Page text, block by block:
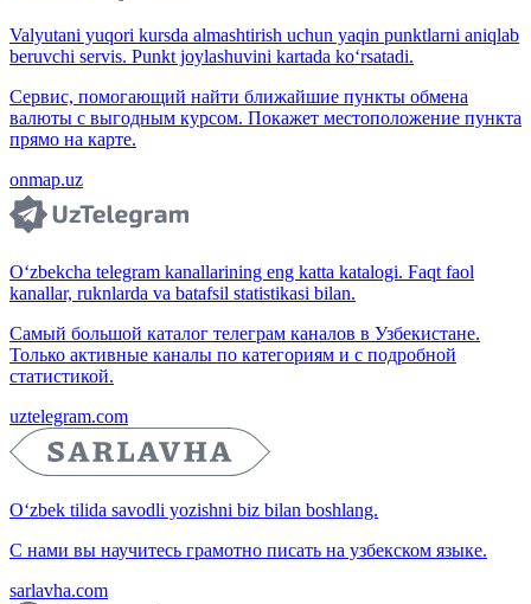
Valyutani yuqori kursda almashtirish uchun yaqin punktlarni aniqlab
beruvchi servis. Punkt joylashuvini kartada ko‘rsatadi.
Сервис, помогающий найти ближайшие пункты обмена
валюты с выгодным курсом. Покажет местоположение пункта
прямо на карте.
onmap.uz
O‘zbekcha telegram kanallarining eng katta katalogi. Faqt faol
kanallar, ruknlarda va batafsil statistikasi bilan.
Самый большой каталог телеграм каналов в Узбекистане.
Только активные каналы по категориям и с подробной
статистикой.
uztelegram.com
O‘zbek tilida savodli yozishni biz bilan boshlang.
С нами вы научитесь грамотно писать на узбекском языке.
sarlavha.com